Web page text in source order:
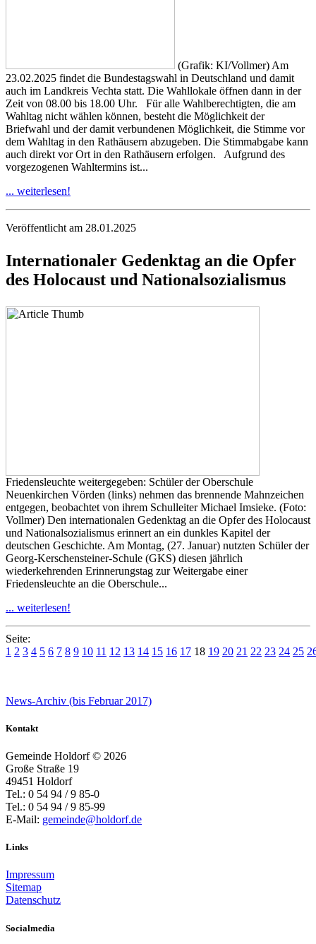
(Grafik: KI/Vollmer) Am
23.02.2025 findet die Bundestagswahl in Deutschland und damit
auch im Landkreis Vechta statt. Die Wahllokale öffnen dann in der
Zeit von 08.00 bis 18.00 Uhr. Für alle Wahlberechtigten, die am
Wahltag nicht wählen können, besteht die Möglichkeit der
Briefwahl und der damit verbundenen Möglichkeit, die Stimme vor
dem Wahltag in den Rathäusern abzugeben. Die Stimmabgabe kann
auch direkt vor Ort in den Rathäusern erfolgen. Aufgrund des
vorgezogenen Wahltermins ist...
... weiterlesen!
Veröffentlicht am 28.01.2025
Internationaler Gedenktag an die Opfer
des Holocaust und Nationalsozialismus
Friedensleuchte weitergegeben: Schüler der Oberschule
Neuenkirchen Vörden (links) nehmen das brennende Mahnzeichen
entgegen, beobachtet von ihrem Schulleiter Michael Imsieke. (Foto:
Vollmer) Den internationalen Gedenktag an die Opfer des Holocaust
und Nationalsozialismus erinnert an ein dunkles Kapitel der
deutschen Geschichte. Am Montag, (27. Januar) nutzten Schüler der
Georg-Kerschensteiner-Schule (GKS) diesen jährlich
wiederkehrenden Erinnerungstag zur Weitergabe einer
Friedensleuchte an die Oberschule...
... weiterlesen!
Seite:
1 2 3 4 5 6 7 8 9 10 11 12 13 14 15 16 17 18 19 20 21 22 23 24 25
News-Archiv (bis Februar 2017)
Kontakt
Gemeinde Holdorf © 2026
Große Straße 19
49451 Holdorf
Tel.: 0 54 94 / 9 85-0
Tel.: 0 54 94 / 9 85-99
E-Mail: gemeinde@holdorf.de
Links
Impressum
Sitemap
Datenschutz
Socialmedia